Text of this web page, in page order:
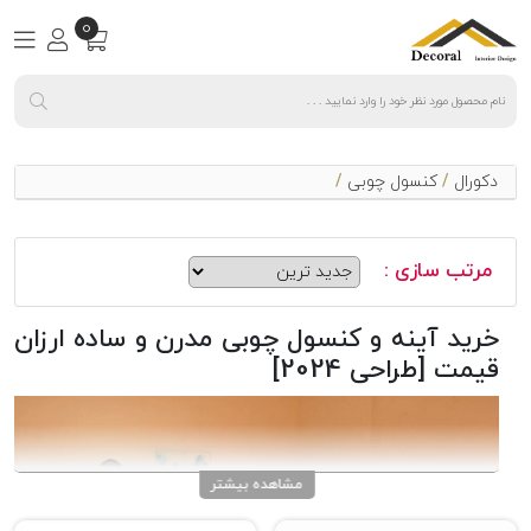
0
دکورال / کنسول چوبی /
مرتب سازی :
خرید آینه و کنسول چوبی مدرن و ساده ارزان
قیمت [طراحی 2024]
مشاهده بیشتر